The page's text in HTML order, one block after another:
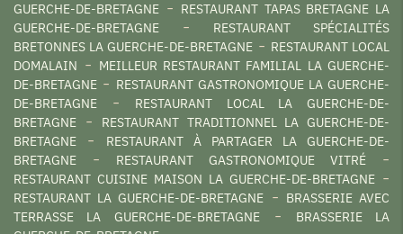
GUERCHE-DE-BRETAGNE
RESTAURANT TAPAS BRETAGNE LA
GUERCHE-DE-BRETAGNE
RESTAURANT SPÉCIALITÉS
BRETONNES LA GUERCHE-DE-BRETAGNE
RESTAURANT LOCAL
DOMALAIN
MEILLEUR RESTAURANT FAMILIAL LA GUERCHE-
DE-BRETAGNE
RESTAURANT GASTRONOMIQUE LA GUERCHE-
DE-BRETAGNE
RESTAURANT LOCAL LA GUERCHE-DE-
BRETAGNE
RESTAURANT TRADITIONNEL LA GUERCHE-DE-
BRETAGNE
RESTAURANT À PARTAGER LA GUERCHE-DE-
BRETAGNE
RESTAURANT GASTRONOMIQUE VITRÉ
RESTAURANT CUISINE MAISON LA GUERCHE-DE-BRETAGNE
RESTAURANT LA GUERCHE-DE-BRETAGNE
BRASSERIE AVEC
TERRASSE LA GUERCHE-DE-BRETAGNE
BRASSERIE LA